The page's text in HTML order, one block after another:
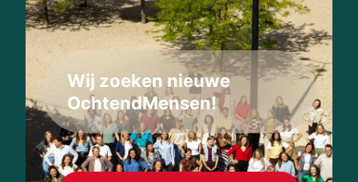
Wij zoeken nieuwe
OchtendMensen!